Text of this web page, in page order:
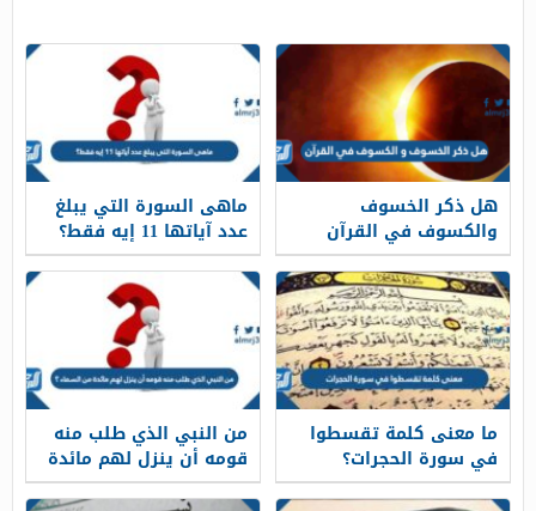
هل ذكر الخسوف
والكسوف في القرآن
ماهى السورة التي يبلغ
عدد آياتها 11 إيه فقط؟
ما معنى كلمة تقسطوا
في سورة الحجرات؟
من النبي الذي طلب منه
قومه أن ينزل لهم مائدة
من السماء ؟